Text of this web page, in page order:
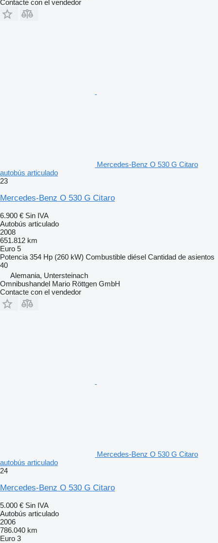
Contacte con el vendedor
Mercedes-Benz O 530 G Citaro
autobús articulado
23
Mercedes-Benz O 530 G Citaro
6.900 € Sin IVA
Autobús articulado
2008
651.812 km
Euro 5
Potencia 354 Hp (260 kW) Combustible diésel Cantidad de asientos
40
Alemania, Untersteinach
Omnibushandel Mario Röttgen GmbH
Contacte con el vendedor
Mercedes-Benz O 530 G Citaro
autobús articulado
24
Mercedes-Benz O 530 G Citaro
5.000 € Sin IVA
Autobús articulado
2006
786.040 km
Euro 3